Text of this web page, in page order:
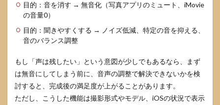
目的：音を消す → 無音化（写真アプリのミュート、iMovie
の音量0）
目的：聞きやすくする → ノイズ低減、特定の音を抑える、
音のバランス調整
もし「声は残したい」という意図が少しでもあるなら、まず
は無音にしてしまう前に、音声の調整で解決できないかを検
討すると、完成後の満足度が上がることがあります。
ただし、こうした機能は撮影形式やモデル、iOSの状況で表示